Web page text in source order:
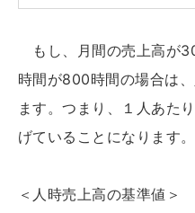
もし、月間の売上高が
時間が800時間の場合は
ます。つまり、１人あた
げていることになります。
＜人時売上高の基準値＞